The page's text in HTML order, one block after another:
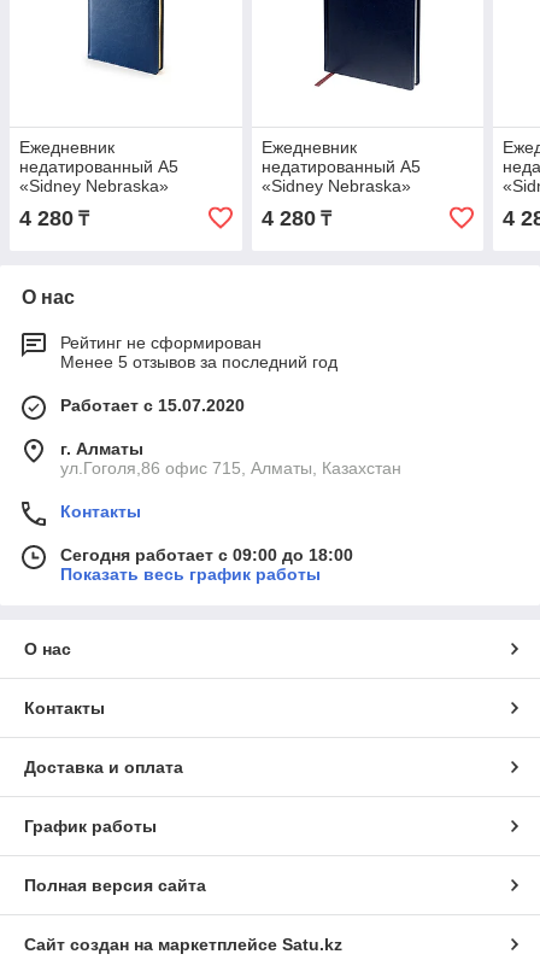
Ежедневник
недатированный А5
«Sidney Nebraska»
4 280 ₸
Ежедневник
недатированный А5
«Sidney Nebraska»
4 280₸ 4
О нас
Рейтинг не сформирован
Менее 5 отзывов за последний год
Работает с 15.07.2020
г. Алматы
ул.Гоголя,86 офис 715, Алматы, Казахстан
Контакты
Сегодня работает с 09:00 до 18:00
Показать весь график работы
О нас
Контакты
Доставка и оплата
График работы
Полная версия сайта
Сайт создан на маркетплейсе Satu.kz